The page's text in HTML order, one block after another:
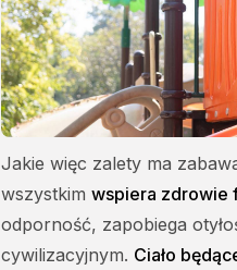
Jakie więc zalety ma
wszystkim wspiera zdrowie
odporność, zapobiega
cywilizacyjnym. Ciało